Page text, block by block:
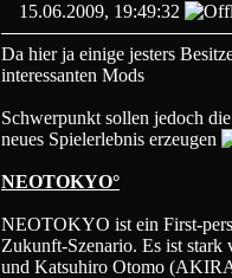
15.06.2009, 19:49:32
Da hier ja einige jesters
interessanten Mods
Schwerpunkt sollen jedoch
neues Spielerlebnis erzeugen
NEOTOKYO°
NEOTOKYO ist ein First-
Zukunft-Szenario. Es ist
und Katsuhiro Otomo